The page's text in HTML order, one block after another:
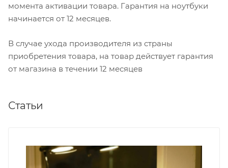
момента активации товара. Гарантия на ноутбуки
начинается от 12 месяцев.
В случае ухода производителя из страны
приобретения товара, на товар действует гарантия
от магазина в течении 12 месяцев
Статьи